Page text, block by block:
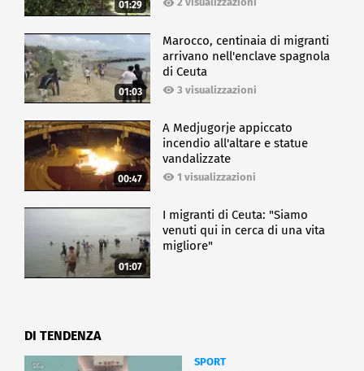
01:29
01:03
Marocco, centinaia di migranti
arrivano nell'enclave spagnola
di Ceuta
3 visualizzazioni
00:47
A Medjugorje appiccato
incendio all'altare e statue
vandalizzate
1 visualizzazioni
01:07
I migranti di Ceuta: "Siamo
venuti qui in cerca di una vita
migliore"
DI TENDENZA
SPORT